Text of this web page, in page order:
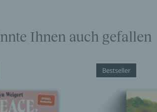
Ihnen auch gefallen
Bestseller